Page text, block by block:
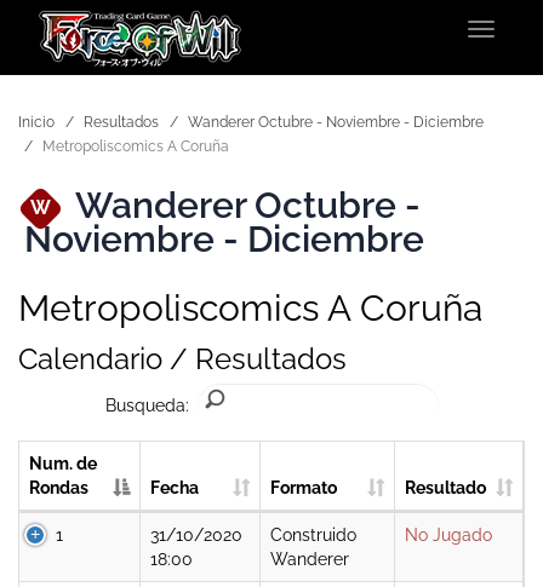
Toggle
Inicio Resultados
Wanderer Octubre - Noviembre - Diciembre
Metropoliscomics A Coruña
W Wanderer Octubre -
Noviembre - Diciembre
Metropoliscomics A Coruña
Calendario / Resultados
Busqueda:
Num. de
Rondas
Fecha Formato Resultado
1
31/10/2020
18:00
Construido
Wanderer
No Jugado